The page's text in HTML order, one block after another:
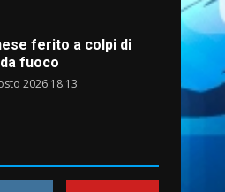
ferito a colpi di
fuoco
2026 18:13
continua il
aperture